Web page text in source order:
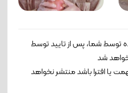
توسط شما، پس از تایید توسط
شد
یا افترا باشد منتشر نخواهد